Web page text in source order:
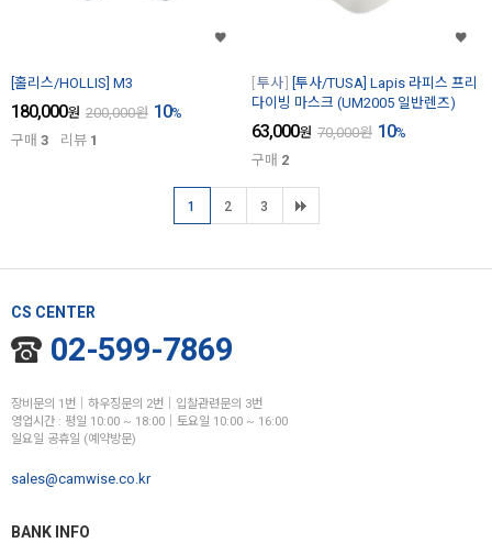
[홀리스/HOLLIS] M3
180,000원 200,000원 10%
구매 3 리뷰 1
투사
[투사/TUSA] Lapis 라피스 프리
다이빙 마스크 (UM2005 일반렌즈)
63,000원 70,000원 10%
구매 2
1 2 3
CS CENTER
02-599-7869
장비문의 1번│하우징문의 2번│입찰관련문의 3번
영업시간 : 평일 10:00 ~ 18:00│토요일 10:00 ~ 16:00
일요일 공휴일 (예약방문)
sales@camwise.co.kr
BANK INFO